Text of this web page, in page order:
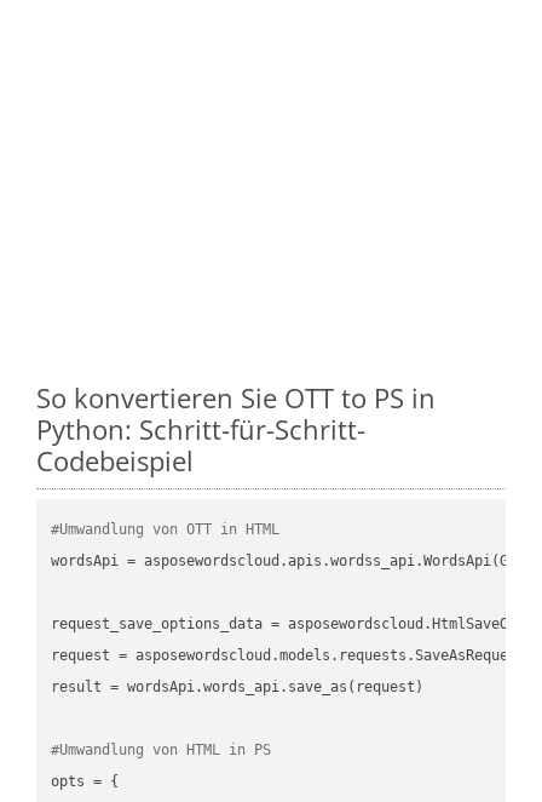
So konvertieren Sie OTT to PS in
Python: Schritt-für-Schritt-
Codebeispiel
#Umwandlung von OTT in HTML
wordsApi =
request_save_options_data =
request =
result = wordsApi.words_api.save_as(request)
#Umwandlung von HTML in PS
opts = {